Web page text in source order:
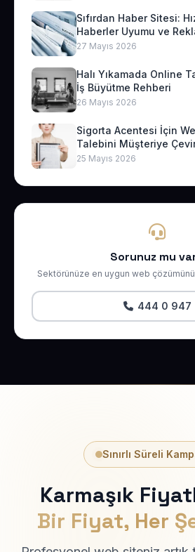
Sıfırdan Haber Sitesi:
Haberler Uyumu ve
27 Mayıs 2026
Halı Yıkamada Online
İş Büyütme Rehberi
26 Mayıs 2026
Sigorta Acentesi İçin
Talebini Müşteriye
25 Mayıs 2026
Sorunuz mu
Sektörünüze en uygun web
444 0 947
Sınırlı Süreli
Karmaşık
Bir Fiyat, Her